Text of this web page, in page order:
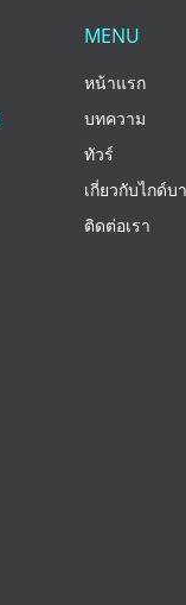
MENU
หน้าแรก
บทความ
ทัวร์
เกี่ยวกับไกด์บ
ติดต่อเรา